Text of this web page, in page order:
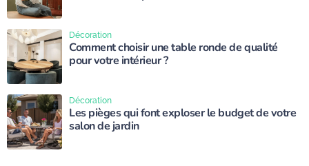
Comment choisir une table ronde de qualité
pour votre intérieur ?
Décoration
Les pièges qui font exploser le budget de votre
salon de jardin
Décoration